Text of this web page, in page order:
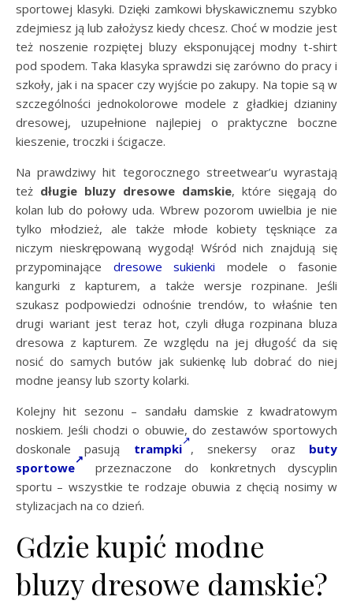
sportowej klasyki. Dzięki zamkowi błyskawicznemu szybko
zdejmiesz ją lub założysz kiedy chcesz. Choć w modzie jest
też noszenie rozpiętej bluzy eksponującej modny t-shirt
pod spodem. Taka klasyka sprawdzi się zarówno do pracy i
szkoły, jak i na spacer czy wyjście po zakupy. Na topie są w
szczególności jednokolorowe modele z gładkiej dzianiny
dresowej, uzupełnione najlepiej o praktyczne boczne
kieszenie, troczki i ścigacze.
Na prawdziwy hit tegorocznego streetwear’u wyrastają
też długie bluzy dresowe damskie, które sięgają do
kolan lub do połowy uda. Wbrew pozorom uwielbia je nie
tylko młodzież, ale także młode kobiety tęskniące za
niczym nieskrępowaną wygodą! Wśród nich znajdują się
przypominające dresowe sukienki modele o fasonie
kangurki z kapturem, a także wersje rozpinane. Jeśli
szukasz podpowiedzi odnośnie trendów, to właśnie ten
drugi wariant jest teraz hot, czyli długa rozpinana bluza
dresowa z kapturem. Ze względu na jej długość da się
nosić do samych butów jak sukienkę lub dobrać do niej
modne jeansy lub szorty kolarki.
Kolejny hit sezonu – sandału damskie z kwadratowym
noskiem. Jeśli chodzi o obuwie, do zestawów sportowych
doskonale pasują trampki , snekersy oraz buty
sportowe
przeznaczone do konkretnych dyscyplin
sportu – wszystkie te rodzaje obuwia z chęcią nosimy w
stylizacjach na co dzień.
Gdzie kupić modne
bluzy dresowe damskie?